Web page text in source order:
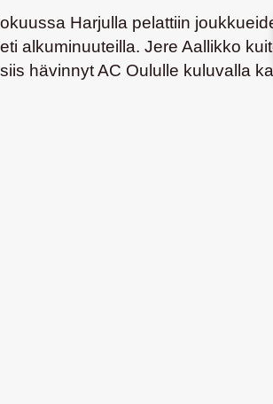
Harjulla pelattiin
alkuminuuteilla. Jere Aallikko
hävinnyt AC Oululle kuluvalla